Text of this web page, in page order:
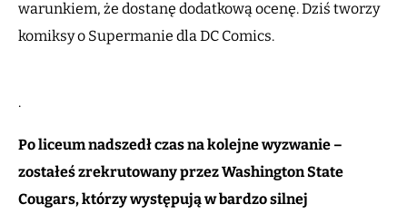
warunkiem, że dostanę dodatkową ocenę. Dziś tworzy
komiksy o Supermanie dla DC Comics.
.
Po liceum nadszedł czas na kolejne wyzwanie –
zostałeś zrekrutowany przez Washington State
Cougars, którzy występują w bardzo silnej